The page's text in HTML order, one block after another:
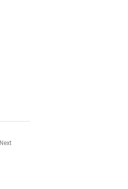
Next